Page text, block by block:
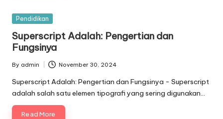
Posted
Pendidikan
Superscript Adalah: Pengertian dan
Fungsinya
Posted
by
By admin November 30, 2024
Superscript Adalah: Pengertian dan Fungsinya - Superscript
adalah salah satu elemen tipografi yang sering digunakan…
Read More